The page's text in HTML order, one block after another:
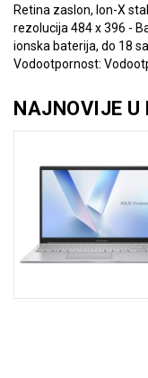
Retina zaslon, Ion-X
rezolucija 484 x 396 -
ionska baterija, do 18
Vodootpornost:
NAJNOVIJE U